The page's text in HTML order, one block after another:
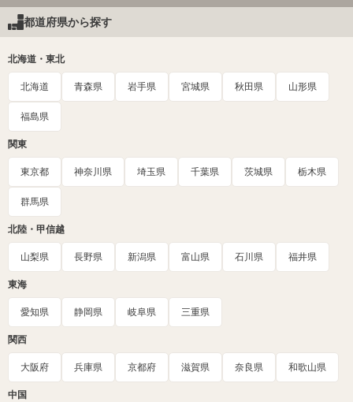
都道府県から探す
北海道・東北
北海道 青森県 岩手県 宮城県 秋田県 山形県
福島県
関東
東京都 神奈川県 埼玉県 千葉県 茨城県 栃木県
群馬県
北陸・甲信越
山梨県 長野県 新潟県 富山県 石川県 福井県
東海
愛知県 静岡県 岐阜県 三重県
関西
大阪府 兵庫県 京都府 滋賀県 奈良県 和歌山県
中国